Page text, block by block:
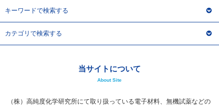
キーワードで検索する
カテゴリで検索する
当サイトについて
About Site
（株）高純度化学研究所にて取り扱っている電子材料、無機試薬などの